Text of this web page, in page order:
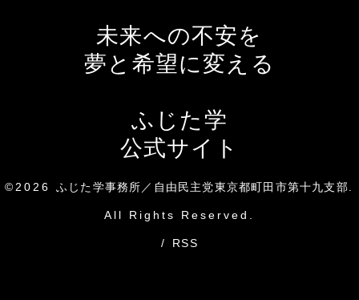
未来への不安を
夢と希望に変える
ふじた学
公式サイト
©2026ふじた学事務所／自由民主党東京都町田市第十九支部
All Rights Reserved.
/ RSS